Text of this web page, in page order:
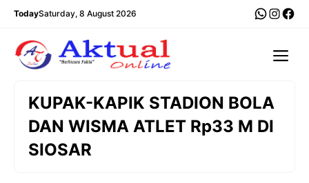
Langsung
TodaySaturday, 8 August 2026
KUPAK-KAPIK STADION BOLA
DAN WISMA ATLET Rp33 M DI
SIOSAR